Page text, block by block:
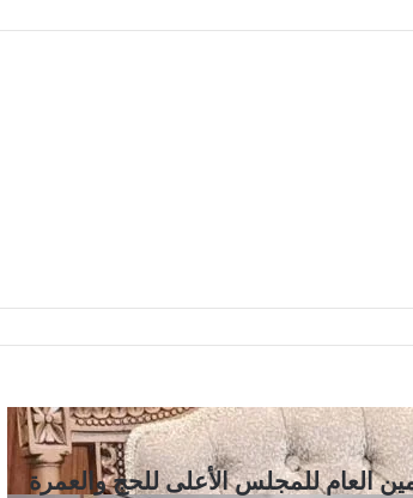
العام للمجلس الأعلى للحج والعمرة